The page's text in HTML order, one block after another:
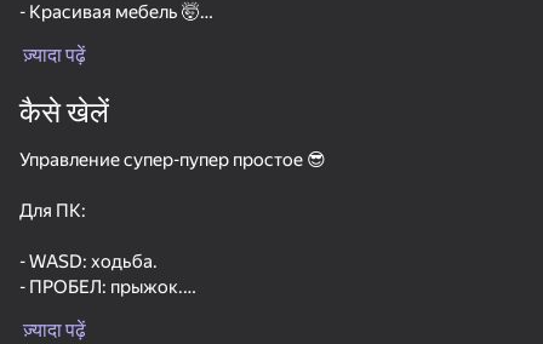
- Красивая мебель 🤯
- Девушки 😍
ज़्यादा पढ़ें
कैसे खेलें
Управление супер-пупер простое 😎
Для ПК:
- WASD: ходьба.
- ПРОБЕЛ: прыжок.
- Вращение мышью: поворот экрана.
ज़्यादा पढ़ें